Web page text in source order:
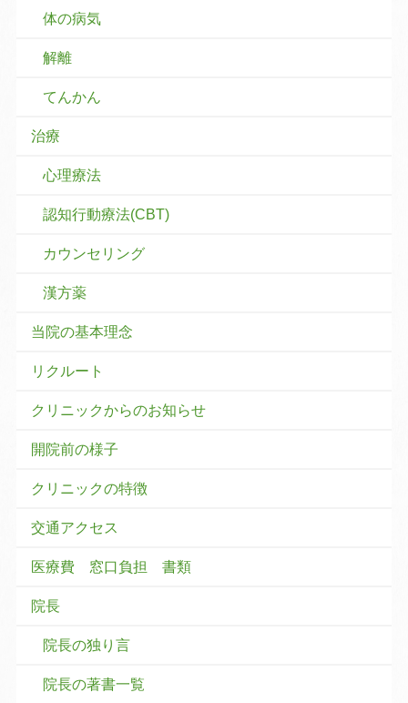
体の病気
解離
てんかん
治療
心理療法
認知行動療法(CBT)
カウンセリング
漢方薬
当院の基本理念
リクルート
クリニックからのお知らせ
開院前の様子
クリニックの特徴
交通アクセス
医療費 窓口負担 書類
院長
院長の独り言
院長の著書一覧